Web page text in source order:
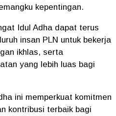
kepentingan.
Idul Adha dapat terus
insan PLN untuk bekerja
ikhlas, serta
yang lebih luas bagi
ini memperkuat komitmen
kontribusi terbaik bagi